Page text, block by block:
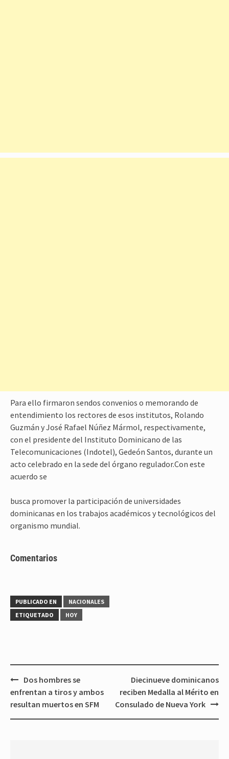
Para ello firmaron sendos convenios o memorando de
entendimiento los rectores de esos institutos, Rolando
Guzmán y José Rafael Núñez Mármol, respectivamente,
con el presidente del Instituto Dominicano de las
Telecomunicaciones (Indotel), Gedeón Santos, durante un
acto celebrado en la sede del órgano regulador.Con este
acuerdo se
busca promover la participación de universidades
dominicanas en los trabajos académicos y tecnológicos del
organismo mundial.
Comentarios
PUBLICADO EN
NACIONALES
ETIQUETADO
HOY
Navegación
de
entradas
Dos hombres se
enfrentan a tiros y ambos
resultan muertos en SFM
Diecinueve dominicanos
reciben Medalla al Mérito en
Consulado de Nueva York